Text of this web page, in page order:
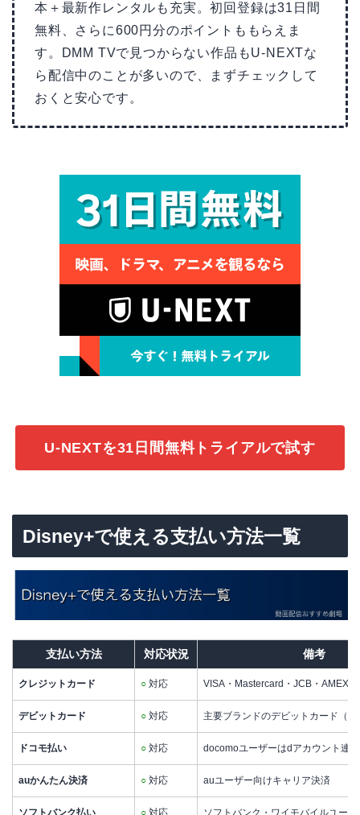
本＋最新作レンタルも充実。初回登録は31日間
無料、さらに600円分のポイントももらえま
す。DMM TVで見つからない作品もU-NEXTな
ら配信中のことが多いので、まずチェックして
おくと安心です。
U-NEXTを31日間無料トライアルで試す
Disney+で使える支払い方法一覧
支払い方法 対応状況 備考
クレジットカード ○ 対応 VISA・Mastercard・JCB・AMEX
デビットカード ○ 対応 主要ブランドのデビットカード（
ドコモ払い ○ 対応 docomoユーザーはdアカウント連
auかんたん決済 ○ 対応 auユーザー向けキャリア決済